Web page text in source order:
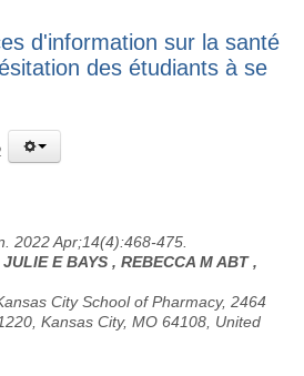
d'information sur la santé
des étudiants à se
2022 Apr;14(4):468-475.
E BAYS , REBECCA M ABT ,
City School of Pharmacy, 2464
Kansas City, MO 64108, United